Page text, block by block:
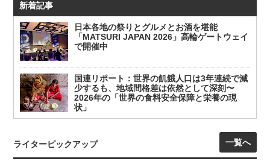
新着記事
日本各地の祭りとグルメとお酒を堪能
「MATSURI JAPAN 2026」高輪ゲートウェイ
で開催中
国連リポート：世界の飢餓人口は3年連続で減
少するも、地域間格差は依然として深刻〜
2026年の「世界の食料安全保障と栄養の現
状」
ライターピックアップ 一覧へ